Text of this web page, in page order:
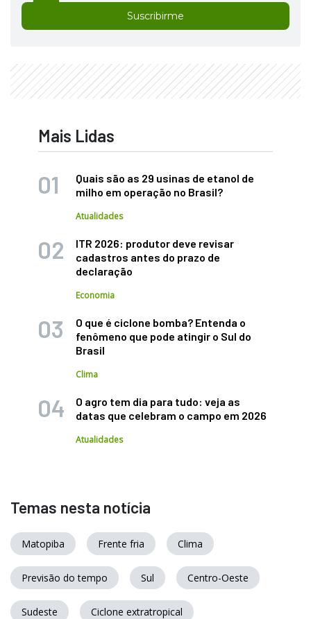
Suscribirme
Mais Lidas
Quais são as 29 usinas de etanol de
milho em operação no Brasil?
Atualidades
ITR 2026: produtor deve revisar
cadastros antes do prazo de
declaração
Economia
O que é ciclone bomba? Entenda o
fenômeno que pode atingir o Sul do
Brasil
Clima
O agro tem dia para tudo: veja as
datas que celebram o campo em 2026
Atualidades
Temas nesta notícia
Matopiba Frente fria Clima
Previsão do tempo Sul Centro-Oeste
Sudeste Ciclone extratropical